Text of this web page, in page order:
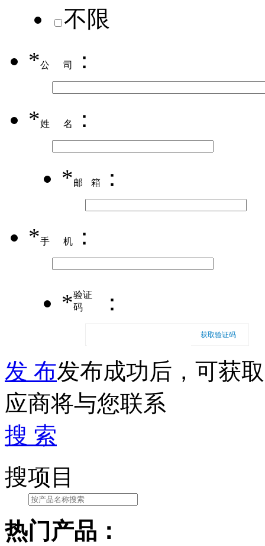
不限
*公司 ：
*姓名 ：
*邮箱 ：
*手机 ：
*验证
码
：
获取验证码
发 布发布成功后，可获
应商将与您联系
搜 索
搜项目
热门产品：